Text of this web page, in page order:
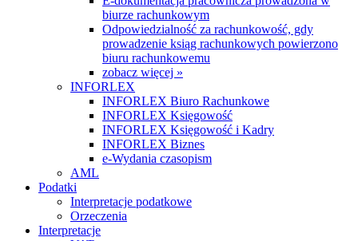
biurze rachunkowym
Odpowiedzialność za rachunkowość, gdy
prowadzenie ksiąg rachunkowych powierzono
biuru rachunkowemu
zobacz więcej »
INFORLEX
INFORLEX Biuro Rachunkowe
INFORLEX Księgowość
INFORLEX Księgowość i Kadry
INFORLEX Biznes
e-Wydania czasopism
AML
Podatki
Interpretacje podatkowe
Orzeczenia
Interpretacje